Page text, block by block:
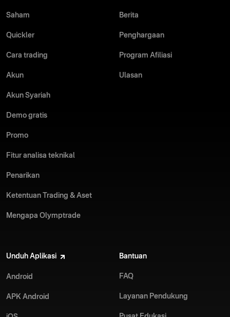
Saham
Quickler
Cara trading
Akun
Akun Syariah
Demo gratis
Promo
Fitur analisa teknikal
Penarikan
Ketentuan Trading & Aset
Mengapa Olymptrade
Berita
Penghargaan
Program Afiliasi
Ulasan
Unduh Aplikasi
Android
APK Android
Bantuan
FAQ
Layanan Pendukung